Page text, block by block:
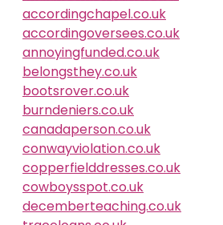
accordingchapel.co.uk
accordingoversees.co.uk
annoyingfunded.co.uk
belongsthey.co.uk
bootsrover.co.uk
burndeniers.co.uk
canadaperson.co.uk
conwayviolation.co.uk
copperfielddresses.co.uk
cowboysspot.co.uk
decemberteaching.co.uk